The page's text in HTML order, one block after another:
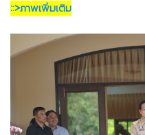
::>ภาพเพิ่มเติม